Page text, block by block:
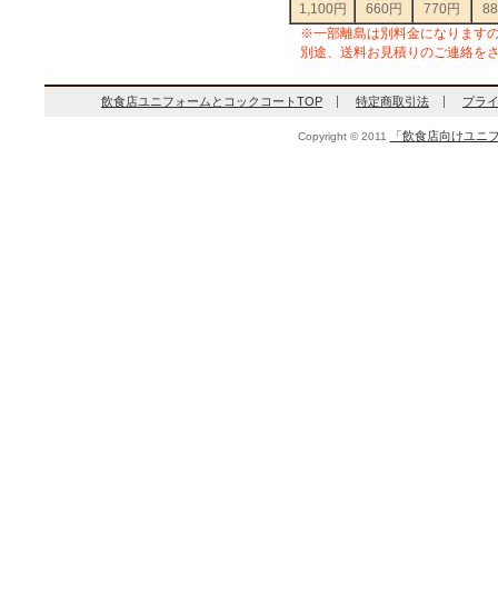
1,100円 660円 770円
※一部離島は別料金になります
別途、送料お見積りのご連絡を
飲食店ユニフォームとコックコートTOP 特定商取引法 プラ
Copyright © 2011 「飲食店向けユニ